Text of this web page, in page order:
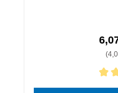
Classificação média